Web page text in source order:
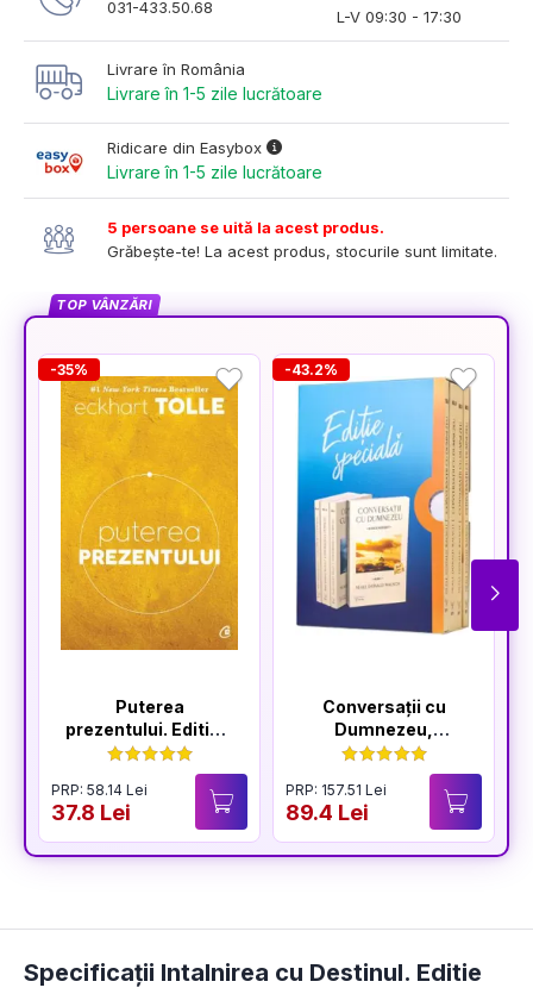
031-433.50.68
L-V 09:30 - 17:30
Livrare în România
Livrare în 1-5 zile lucrătoare
Ridicare din Easybox
Livrare în 1-5 zile lucrătoare
5 persoane se uită la acest produs.
Grăbește-te! La acest produs, stocurile sunt limitate.
TOP VÂNZĂRI
-35%
Puterea
prezentului. Editia a
VI-a
PRP: 58.14 Lei
37.8 Lei
-43.2%
Conversații cu
Dumnezeu,
volumele I-IV
PRP: 157.51 Lei
89.4 Lei
Specificații Intalnirea cu Destinul. Editie